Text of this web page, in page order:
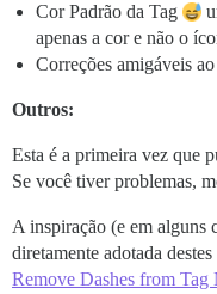
Cor Padrão da Tag
apenas a cor e não o
Correções amigáveis
Outros:
Esta é a primeira vez que
Se você tiver problemas,
A inspiração (e em alguns
diretamente adotada
Remove Dashes from Tag